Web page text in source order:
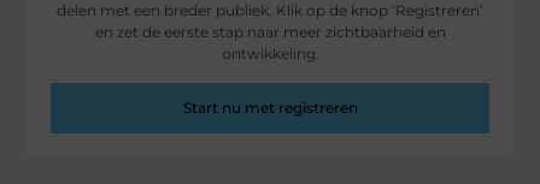
delen met een breder publiek. Klik op de knop ‘Registreren’
en zet de eerste stap naar meer zichtbaarheid en
ontwikkeling.
Start nu met registreren